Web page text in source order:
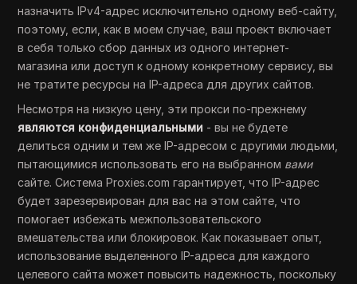
назначить IPv4-адрес исключительно одному веб-сайту,
поэтому, если, как в моем случае, ваш проект включает
в себя только сбор данных из одного интернет-
магазина или доступ к одному конкретному сервису, вы
не тратите ресурсы на IP-адреса для других сайтов.
Несмотря на низкую цену, эти прокси по-прежнему
являются конфиденциальными - вы не будете
делиться одним и тем же IP-адресом с другими людьми,
пытающимися использовать его на выбранном вами
сайте. Система Proxies.com гарантирует, что IP-адрес
будет зарезервирован для вас на этом сайте, что
помогает избежать межпользовательского
вмешательства или блокировок. Как показывает опыт,
использование выделенного IP-адреса для каждого
целевого сайта может повысить надежность, поскольку